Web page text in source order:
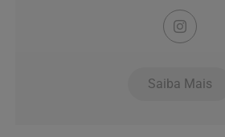
Saiba Mais